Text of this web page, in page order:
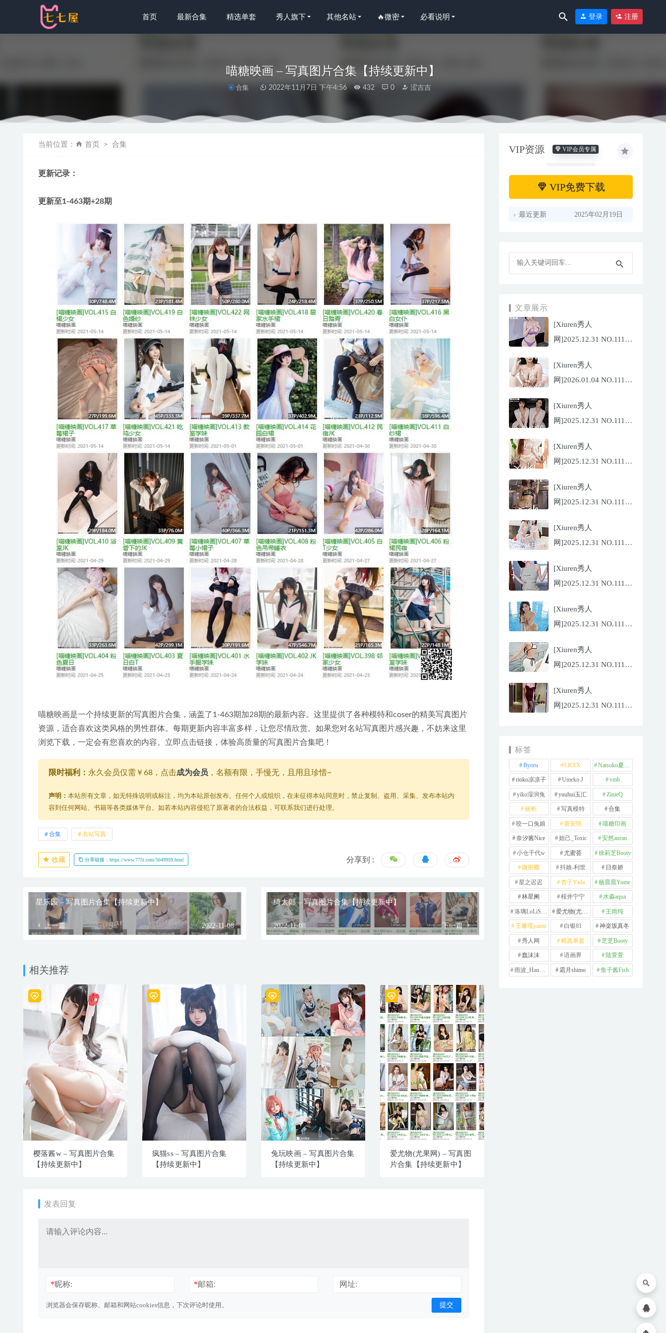
首页 最新合集 精选单套 秀人旗下 其他名站 🔥微密 必看说明 登录 注册
喵糖映画 – 写真图片合集【持续更新中】
合集 2022年11月7日 下午4:56 432 0 涩吉吉
当前位置： 首页 合集
更新记录：
更新至1-463期+28期
喵糖映画是一个持续更新的写真图片合集，涵盖了1-463期加28期的最新内容。这里提供了各种模特和coser的精美写真图片
资源，适合喜欢这类风格的男性群体。每期更新内容丰富多样，让您尽情欣赏。如果您对名站写真图片感兴趣，不妨来这里
浏览下载，一定会有您喜欢的内容。立即点击链接，体验高质量的写真图片合集吧！
限时福利： 永久会员仅需￥68，点击成为会员 ，名额有限，手慢无，且用且珍惜~
声明： 本站所有文章，如无特殊说明或标注，均为本站原创发布。任何个人或组织，在未征得本站同意时，禁止复制、盗用、采集、发布本站内
容到任何网站、书籍等各类媒体平台。如若本站内容侵犯了原著者的合法权益，可联系我们进行处理。
合集 名站写真
收藏 分享链接：https://www.775t.com/5649959.html 分享到 :
星乐园 – 写真图片合集【持续更新中】
上一篇 2022-11-08
绮太郎 – 写真图片合集【持续更新中】
2022-11-08 下一篇
相关推荐
樱落酱w – 写真图片合集
【持续更新中】
疯猫ss – 写真图片合集
【持续更新中】
兔玩映画 – 写真图片合集
【持续更新中】
爱尤物(尤果网) – 写真图
片合集【持续更新中】
发表回复
*昵称: *邮箱: 网址:
浏览器会保存昵称、邮箱和网站cookies信息，下次评论时使用。
VIP资源 VIP会员专属
VIP免费下载
最近更新 2025年02月19日
文章展示
[Xiuren秀人
网]2025.12.31 NO.11187
[Xiuren秀人
网]2026.01.04 NO.11189
_Thrive[71P/640.85MB]
[Xiuren秀人
网]2025.12.31 NO.11188
[Xiuren秀人
网]2025.12.31 NO.11185
Yuki[75P/942.33MB]
[Xiuren秀人
网]2025.12.31 NO.11186
Fish[79P/773.17MB]
[Xiuren秀人
网]2025.12.31 NO.11184
[82P/854.18MB]
[Xiuren秀人
网]2025.12.31 NO.11183
[Xiuren秀人
网]2025.12.31 NO.11182
[81P/959.10MB]
[Xiuren秀人
网]2025.12.31 NO.11180
[Xiuren秀人
网]2025.12.31 NO.11181
标签
Byoru LRXX Natsuko夏夏子
rioko凉凉子 Umeko J vmb
yiko湿润兔 yuuhui玉汇 ZinieQ
丽柜 写真模特 合集
咬一口兔娘 唐安琪 喵糖印画
奈汐酱Nice 妲己_Toxic 安然anran
小仓千代w 尤蜜荟 徐莉芝Booty
微密圈 抖娘-利世 日奈娇
星之迟迟 杏子Yada 杨晨晨Yome
林星阑 桜井宁宁 水淼aqua
洛璃LoLiSAMA 爱尤物(尤果网) 王雨纯
王馨瑶yanni 白银81 神楽坂真冬
秀人网 精选单套 芝芝Booty
蠢沫沫 语画界 陆萱萱
雨波_HaneAme 霜月shimo 鱼子酱Fish